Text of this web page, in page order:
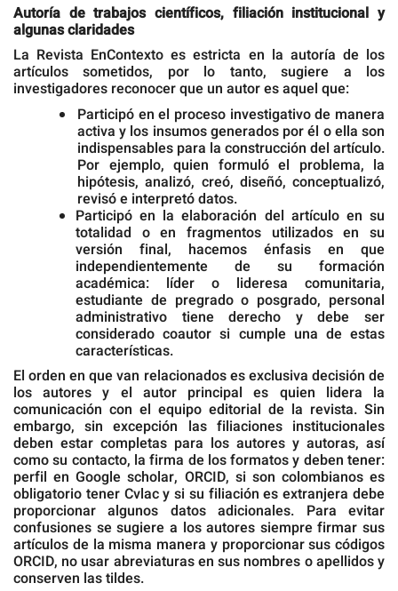
Autoría de trabajos científicos, filiación institucional y
algunas claridades
La Revista EnContexto es estricta en la autoría de los
artículos sometidos, por lo tanto, sugiere a los
investigadores reconocer que un autor es aquel que:
Participó en el proceso investigativo de manera
activa y los insumos generados por él o ella son
indispensables para la construcción del artículo.
Por ejemplo, quien formuló el problema, la
hipótesis, analizó, creó, diseñó, conceptualizó,
revisó e interpretó datos.
Participó en la elaboración del artículo en su
totalidad o en fragmentos utilizados en su
versión final, hacemos énfasis en que
independientemente de su formación
académica: líder o lideresa comunitaria,
estudiante de pregrado o posgrado, personal
administrativo tiene derecho y debe ser
considerado coautor si cumple una de estas
características.
El orden en que van relacionados es exclusiva decisión de
los autores y el autor principal es quien lidera la
comunicación con el equipo editorial de la revista. Sin
embargo, sin excepción las filiaciones institucionales
deben estar completas para los autores y autoras, así
como su contacto, la firma de los formatos y deben tener:
perfil en Google scholar, ORCID, si son colombianos es
obligatorio tener Cvlac y si su filiación es extranjera debe
proporcionar algunos datos adicionales. Para evitar
confusiones se sugiere a los autores siempre firmar sus
artículos de la misma manera y proporcionar sus códigos
ORCID, no usar abreviaturas en sus nombres o apellidos y
conserven las tildes.